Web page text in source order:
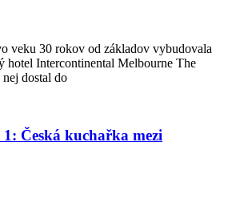
veku 30 rokov od základov vybudovala
Intercontinental Melbourne The
dostal do
Česká kuchařka mezi